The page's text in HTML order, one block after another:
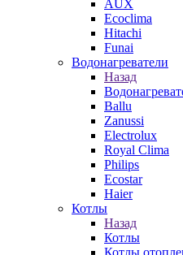
AUX
Ecoclima
Hitachi
Funai
Водонагреватели
Назад
Ballu
Zanussi
Electrolux
Royal Clima
Philips
Ecostar
Haier
Котлы
Назад
Котлы
Котлы